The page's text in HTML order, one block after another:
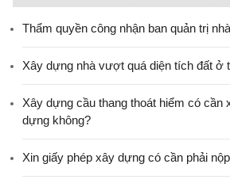
Thẩm quyền công nhận ban quản trị
Xây dựng nhà vượt quá diện tích đất ở
Xây dựng cầu thang thoát hiểm có cần
dựng không?
Xin giấy phép xây dựng có cần phải